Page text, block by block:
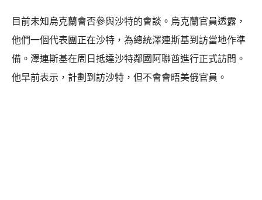
目前未知烏克蘭會否參與沙特的會談。烏克蘭官員透露，
他們一個代表團正在沙特，為總統澤連斯基到訪當地作準
備。澤連斯基在周日抵達沙特鄰國阿聯酋進行正式訪問。
他早前表示，計劃到訪沙特，但不會會晤美俄官員。